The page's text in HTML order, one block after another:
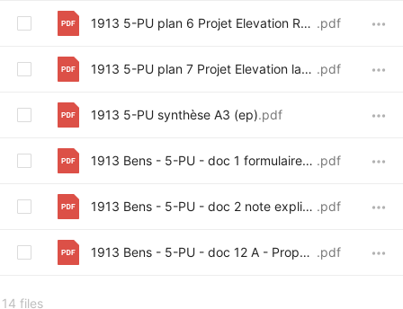
1913 5-PU plan 6 Projet Elevation Rue cp 11 et profils (ep) .pdf
1913 5-PU plan 7 Projet Elevation lat et ar et cp A B (ep) .pdf
1913 5-PU synthèse A3 (ep).pdf
1913 Bens - 5-PU - doc 1 formulaire demande (ep) .pdf
1913 Bens - 5-PU - doc 2 note explicative - modification du PU (ep) .pdf
1913 Bens - 5-PU - doc 12 A - Proposition PEB (ep) .pdf
14 files